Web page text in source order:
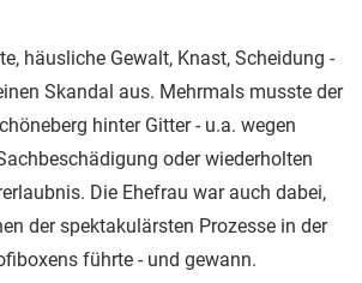
häusliche Gewalt, Knast, Scheidung -
Skandal aus. Mehrmals musste der
hinter Gitter - u.a. wegen
oder wiederholten
Die Ehefrau war auch dabei,
der spektakulärsten Prozesse in der
führte - und gewann.